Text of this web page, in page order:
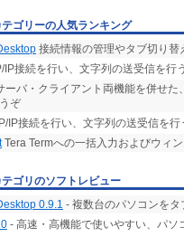
テゴリーの人気ランキング
接続情報の管理やタブ切り
IP接続を行い、文字列の送受信を行
ーバ・クライアント両機能を併せ
ぞ
IP接続を行い、文字列の送受信を行
Tera Termへの一括入力およびウィ
テゴリのソフトレビュー
0.9.1 - 複数台のパソコンを
- 高速・高機能で使いやすい、パソ